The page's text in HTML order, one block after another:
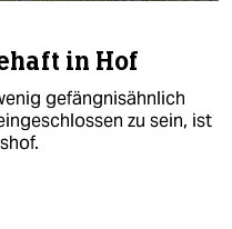
in Hof
gefängnisähnlich
zu sein, ist